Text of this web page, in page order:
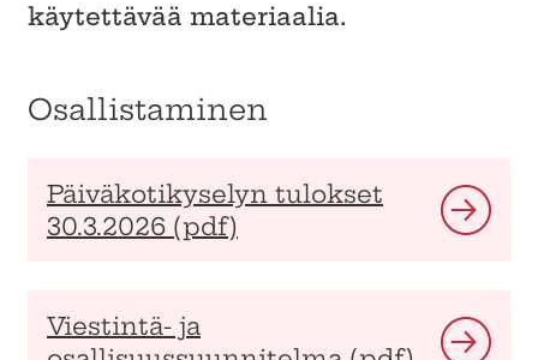
käytettävää materiaalia.
Osallistaminen
Päiväkotikyselyn tulokset
30.3.2026 (pdf)
Viestintä- ja